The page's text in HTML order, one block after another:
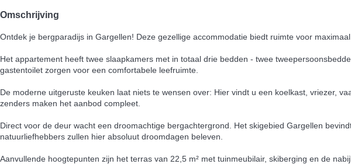
Omschrijving
Ontdek je bergparadijs in Gargellen! Deze gezellige accommodatie biedt ruimte voor
Het appartement heeft twee slaapkamers met in totaal drie bedden - twee
gastentoilet zorgen voor een comfortabele leefruimte.
De moderne uitgeruste keuken laat niets te wensen over: Hier vindt u een koelkast, vriezer,
zenders maken het aanbod compleet.
Direct voor de deur wacht een droomachtige bergachtergrond. Het skigebied Gargellen
natuurliefhebbers zullen hier absoluut droomdagen beleven.
Aanvullende hoogtepunten zijn het terras van 22,5 m² met tuinmeubilair, skiberging en de